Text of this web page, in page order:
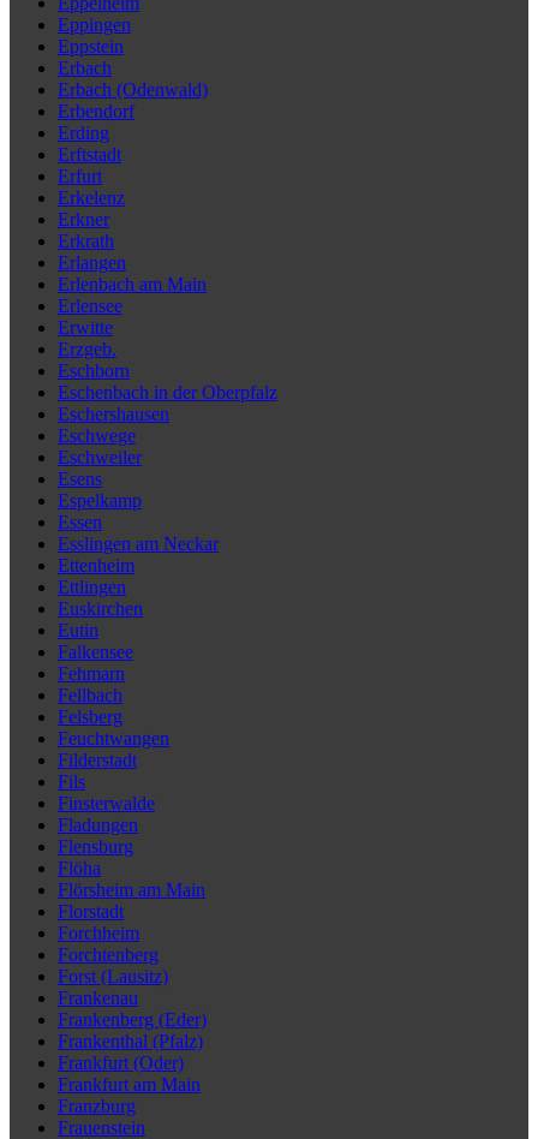
Eppingen
Eppstein
Erbach
Erbach (Odenwald)
Erbendorf
Erding
Erftstadt
Erfurt
Erkelenz
Erkner
Erkrath
Erlangen
Erlenbach am Main
Erlensee
Erwitte
Erzgeb.
Eschborn
Eschenbach in der Oberpfalz
Eschershausen
Eschwege
Eschweiler
Esens
Espelkamp
Essen
Esslingen am Neckar
Ettenheim
Ettlingen
Euskirchen
Eutin
Falkensee
Fehmarn
Fellbach
Felsberg
Feuchtwangen
Filderstadt
Fils
Finsterwalde
Fladungen
Flensburg
Flöha
Flörsheim am Main
Florstadt
Forchheim
Forchtenberg
Forst (Lausitz)
Frankenau
Frankenberg (Eder)
Frankenthal (Pfalz)
Frankfurt (Oder)
Frankfurt am Main
Franzburg
Frauenstein